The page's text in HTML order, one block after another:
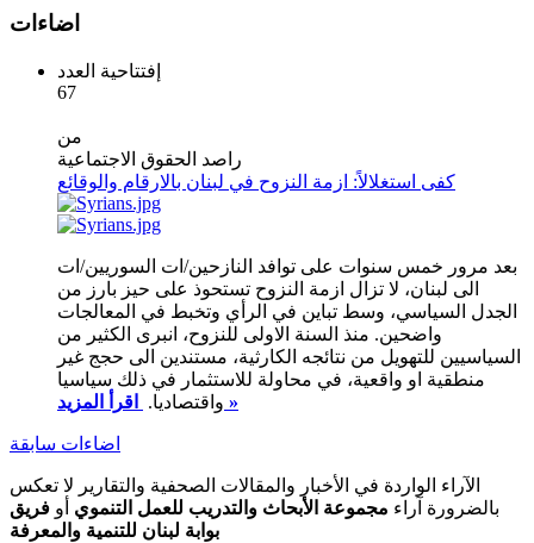
اضاءات
إفتتاحية العدد
67
من
راصد الحقوق الاجتماعية
كفى استغلالاً: ازمة النزوح في لبنان بالارقام والوقائع
بعد مرور خمس سنوات على توافد النازحين/ات السوريين/ات
الى لبنان، لا تزال ازمة النزوح تستحوذ على حيز بارز من
الجدل السياسي، وسط تباين في الرأي وتخبط في المعالجات
واضحين. منذ السنة الاولى للنزوح، انبرى الكثير من
السياسيين للتهويل من نتائجه الكارثية، مستندين الى حجج غير
منطقية او واقعية، في محاولة للاستثمار في ذلك سياسيا
واقتصاديا. اقرأ المزيد »
اضاءات سابقة
الآراء الواردة في الأخبار والمقالات الصحفية والتقارير لا تعكس
بالضرورة آراء مجموعة الأبحاث والتدريب للعمل التنموي أو فريق
بوابة لبنان للتنمية والمعرفة